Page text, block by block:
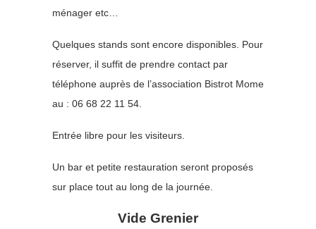
ménager etc…
Quelques stands sont encore disponibles. Pour
réserver, il suffit de prendre contact par
téléphone auprès de l’association Bistrot Mome
au : 06 68 22 11 54.
Entrée libre pour les visiteurs.
Un bar et petite restauration seront proposés
sur place tout au long de la journée.
Vide Grenier